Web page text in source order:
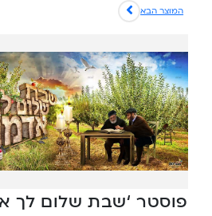
המוצר הבא
פוסטר ‘שבת שלום לך